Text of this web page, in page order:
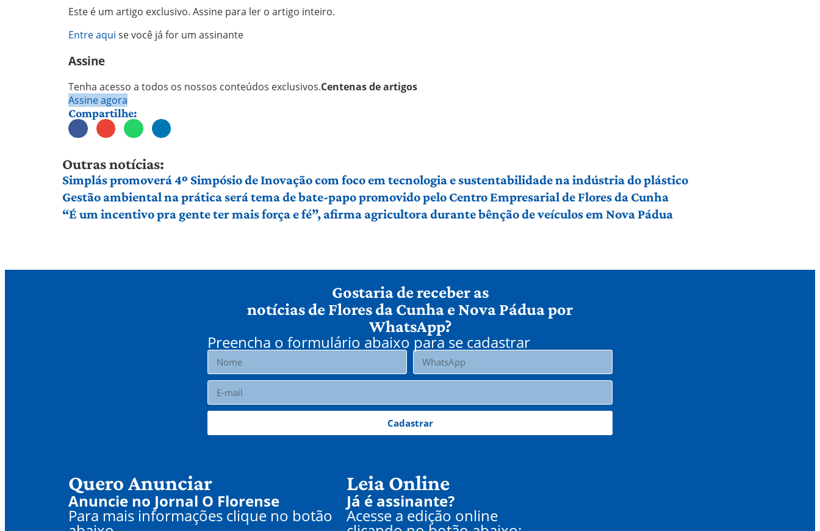
Este é um artigo exclusivo. Assine para ler o artigo inteiro.
Entre aqui se você já for um assinante
Assine
Tenha acesso a todos os nossos conteúdos exclusivos.Centenas de artigos
Assine agora
Compartilhe:
Outras notícias:
Simplás promoverá 4º Simpósio de Inovação com foco em tecnologia e sustentabilidade na indústria do plástico
Gestão ambiental na prática será tema de bate-papo promovido pelo Centro Empresarial de Flores da Cunha
“É um incentivo pra gente ter mais força e fé”, afirma agricultora durante bênção de veículos em Nova Pádua
Gostaria de receber as
notícias de Flores da Cunha e Nova Pádua por
WhatsApp?
Preencha o formulário abaixo para se cadastrar
Cadastrar
Quero Anunciar
Anuncie no Jornal O Florense
Para mais informações clique no botão
Leia Online
Já é assinante?
Acesse a edição online